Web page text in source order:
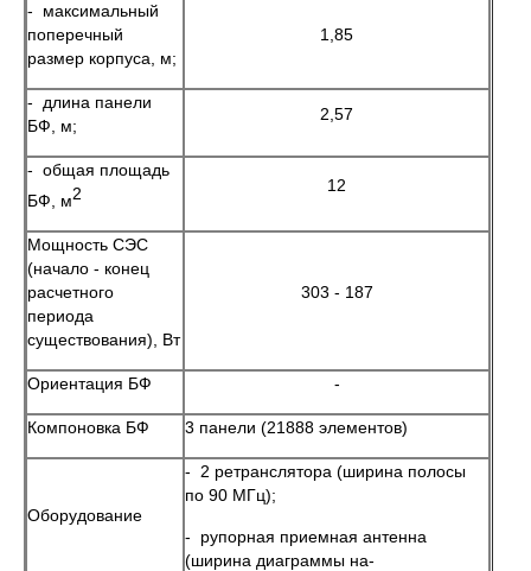
- максимальный
поперечный
размер корпуса, м;
1,85
- длина панели
БФ, м;
2,57
- общая площадь
БФ, м2 12
Мощность СЭС
(начало - конец
расчетного
периода
существования), Вт
303 - 187
Ориентация БФ -
Компоновка БФ 3 панели (21888 элементов)
Оборудование
- 2 ретранслятора (ширина полосы
по 90 МГц);
- рупорная приемная антенна
(ширина диаграммы на-